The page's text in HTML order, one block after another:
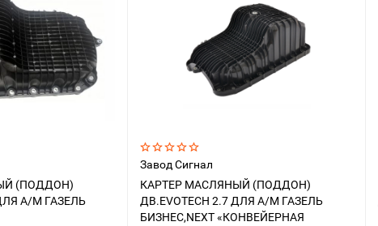
(ПОДДОН)
А/М ГАЗЕЛЬ
Завод Сигнал
КАРТЕР МАСЛЯНЫЙ (ПОДДОН)
ДВ.EVOTECH 2.7 ДЛЯ А/М ГАЗЕЛЬ
БИЗНЕС,NEXT «КОНВЕЙЕРНАЯ